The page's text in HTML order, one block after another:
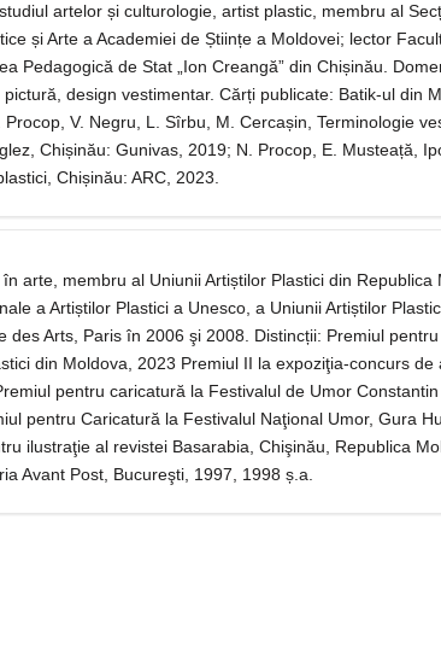
artelor și culturologie, artist plastic, membru al
și Arte a Academiei de Științe a Moldovei; lector
Pedagogică de Stat „Ion Creangă” din Chișinău.
design vestimentar. Cărți publicate: Batik-ul din
V. Negru, L. Sîrbu, M. Cercașin, Terminologie
Chișinău: Gunivas, 2019; N. Procop, E. Musteață,
Chișinău: ARC, 2023.
arte, membru al Uniunii Artiștilor Plastici din Republica
a Artiștilor Plastici a Unesco, a Uniunii Artiștilor
des Arts, Paris în 2006 şi 2008. Distincții: Premiul
din Moldova, 2023 Premiul II la expoziţia-concurs de
pentru caricatură la Festivalul de Umor Constantin
pentru Caricatură la Festivalul Naţional Umor, Gura
ilustraţie al revistei Basarabia, Chişinău, Republica
Avant Post, Bucureşti, 1997, 1998 ș.a.